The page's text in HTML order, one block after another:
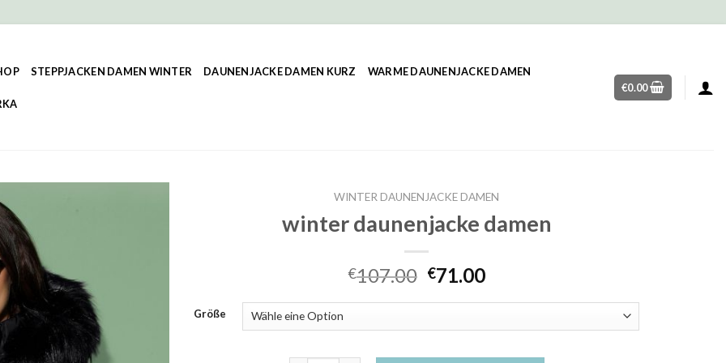
STEPPJACKEN DAMEN WINTER DAUNENJACKE DAMEN KURZ WARME DAUNENJACKE DAMEN
€0.00
WINTER DAUNENJACKE DAMEN
winter daunenjacke damen
€107.00 €71.00
Größe